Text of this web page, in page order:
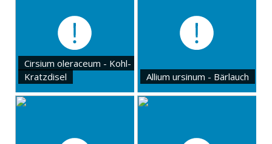
Cirsium oleraceum - Kohl-
Kratzdisel
Allium ursinum - Bärlauch